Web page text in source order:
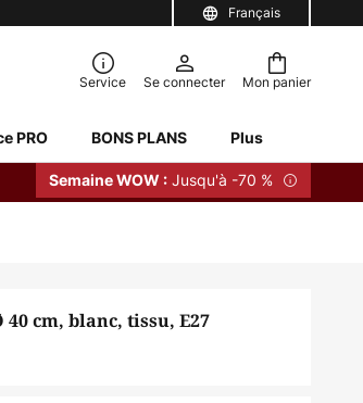
Français
Mon panier
Service Se connecter
PRO BONS PLANS Plus
Semaine WOW : Jusqu'à -70 %
cm, blanc, tissu, E27